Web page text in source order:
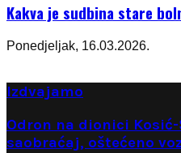
Kakva je sudbina stare
Ponedjeljak, 16.03.2026.
Izdvajamo
Odron na dionici
saobraćaj, oštećeno